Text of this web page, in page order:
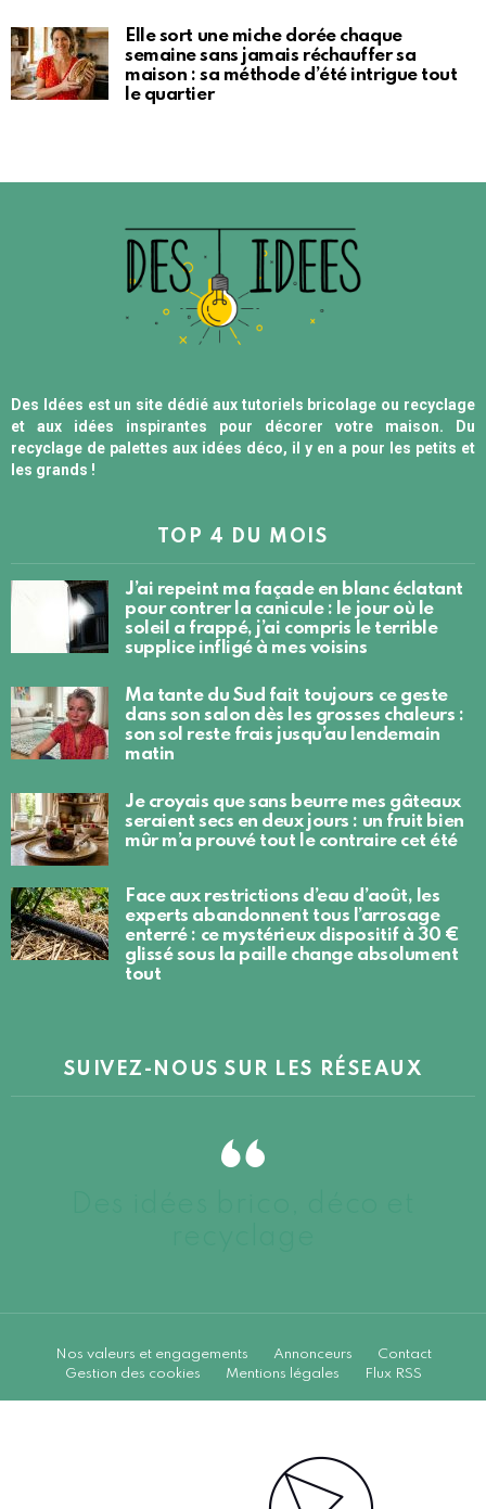
Elle sort une miche dorée chaque
semaine sans jamais réchauffer sa
maison : sa méthode d’été intrigue tout
le quartier
Des Idées est un site dédié aux tutoriels bricolage ou recyclage
et aux idées inspirantes pour décorer votre maison. Du
recyclage de palettes aux idées déco, il y en a pour les petits et
les grands !
TOP 4 DU MOIS
J’ai repeint ma façade en blanc éclatant
pour contrer la canicule : le jour où le
soleil a frappé, j’ai compris le terrible
supplice infligé à mes voisins
Ma tante du Sud fait toujours ce geste
dans son salon dès les grosses chaleurs :
son sol reste frais jusqu’au lendemain
matin
Je croyais que sans beurre mes gâteaux
seraient secs en deux jours : un fruit bien
mûr m’a prouvé tout le contraire cet été
Face aux restrictions d’eau d’août, les
experts abandonnent tous l’arrosage
enterré : ce mystérieux dispositif à 30 €
glissé sous la paille change absolument
tout
SUIVEZ-NOUS SUR LES RÉSEAUX
Nos valeurs et engagements Annonceurs
Contact
Gestion des cookies
Mentions légales Flux RSS